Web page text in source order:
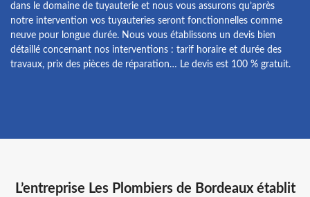
dans le domaine de tuyauterie et nous vous assurons qu’après
notre intervention vos tuyauteries seront fonctionnelles comme
neuve pour longue durée. Nous vous établissons un devis bien
détaillé concernant nos interventions : tarif horaire et durée des
travaux, prix des pièces de réparation… Le devis est 100 % gratuit.
L’entreprise Les Plombiers de Bordeaux établit